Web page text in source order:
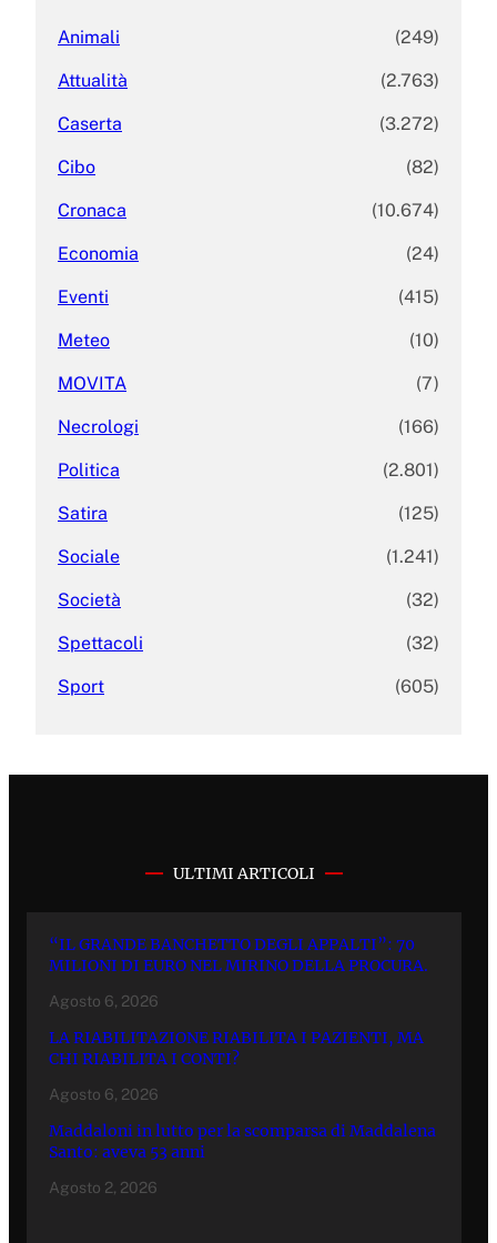
Animali (249)
Attualità (2.763)
Caserta (3.272)
Cibo (82)
Cronaca (10.674)
Economia (24)
Eventi (415)
Meteo (10)
MOVITA (7)
Necrologi (166)
Politica (2.801)
Satira (125)
Sociale (1.241)
Società (32)
Spettacoli (32)
Sport (605)
ULTIMI ARTICOLI
“IL GRANDE BANCHETTO DEGLI APPALTI”: 70
MILIONI DI EURO NEL MIRINO DELLA PROCURA.
Agosto 6, 2026
LA RIABILITAZIONE RIABILITA I PAZIENTI, MA
CHI RIABILITA I CONTI?
Agosto 6, 2026
Maddaloni in lutto per la scomparsa di Maddalena
Santo: aveva 53 anni
Agosto 2, 2026